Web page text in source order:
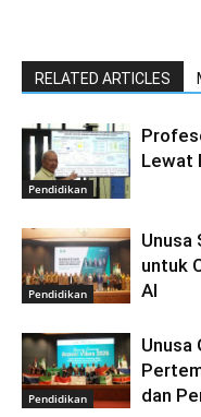
RELATED ARTICLES
Pendidikan
Lewat
Pendidikan
Unusa
untuk
AI
Pendidikan
Unusa
dan